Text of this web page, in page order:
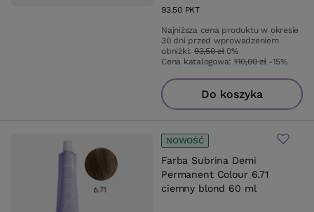
93.50PKTpunktów
Najniższa cena produktu w okresie
30 dni przed wprowadzeniem
obniżki: 93,50 zł 0%
Cena katalogowa: 110,00 zł -15%
Do koszyka
Farba Subrina Demi
Permanent Colour 6.71
ciemny blond 60 ml
NOWOŚĆ